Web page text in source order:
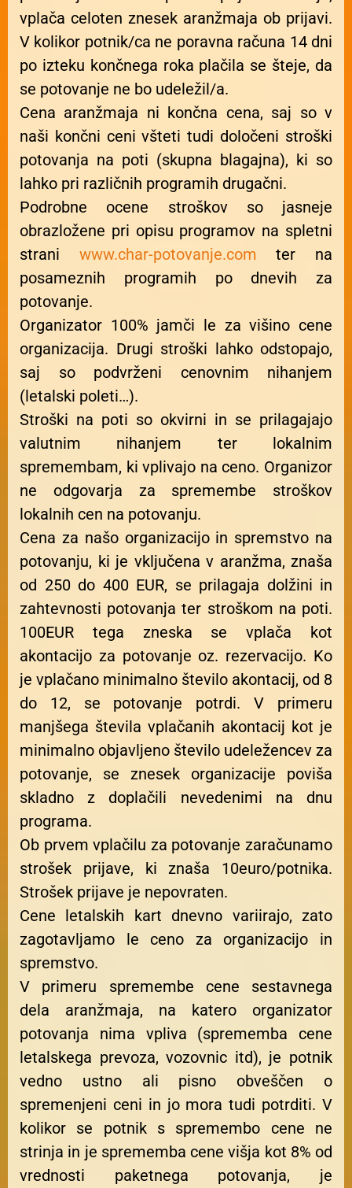
vplača celoten znesek aranžmaja ob prijavi.
V kolikor potnik/ca ne poravna računa 14 dni
po izteku končnega roka plačila se šteje, da
se potovanje ne bo udeležil/a.
Cena aranžmaja ni končna cena, saj so v
naši končni ceni všteti tudi določeni stroški
potovanja na poti (skupna blagajna), ki so
lahko pri različnih programih drugačni.
Podrobne ocene stroškov so jasneje
obrazložene pri opisu programov na spletni
strani www.char-potovanje.com ter na
posameznih programih po dnevih za
potovanje.
Organizator 100% jamči le za višino cene
organizacija. Drugi stroški lahko odstopajo,
saj so podvrženi cenovnim nihanjem
(letalski poleti…).
Stroški na poti so okvirni in se prilagajajo
valutnim nihanjem ter lokalnim
spremembam, ki vplivajo na ceno. Organizor
ne odgovarja za spremembe stroškov
lokalnih cen na potovanju.
Cena za našo organizacijo in spremstvo na
potovanju, ki je vključena v aranžma, znaša
od 250 do 400 EUR, se prilagaja dolžini in
zahtevnosti potovanja ter stroškom na poti.
100EUR tega zneska se vplača kot
akontacijo za potovanje oz. rezervacijo. Ko
je vplačano minimalno število akontacij, od 8
do 12, se potovanje potrdi. V primeru
manjšega števila vplačanih akontacij kot je
minimalno objavljeno število udeležencev za
potovanje, se znesek organizacije poviša
skladno z doplačili nevedenimi na dnu
programa.
Ob prvem vplačilu za potovanje zaračunamo
strošek prijave, ki znaša 10euro/potnika.
Strošek prijave je nepovraten.
Cene letalskih kart dnevno variirajo, zato
zagotavljamo le ceno za organizacijo in
spremstvo.
V primeru spremembe cene sestavnega
dela aranžmaja, na katero organizator
potovanja nima vpliva (sprememba cene
letalskega prevoza, vozovnic itd), je potnik
vedno ustno ali pisno obveščen o
spremenjeni ceni in jo mora tudi potrditi. V
kolikor se potnik s spremembo cene ne
strinja in je sprememba cene višja kot 8% od
vrednosti paketnega potovanja, je